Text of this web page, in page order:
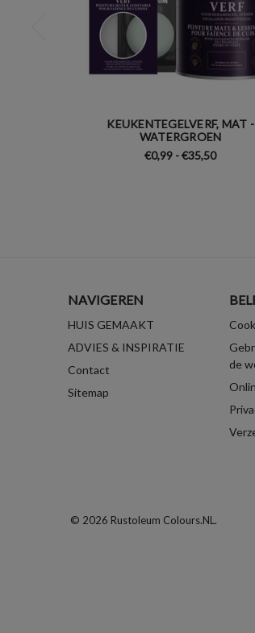
KEUKENTEGELVERF, MAT -
WATERGROEN
€0,99 - €35,50
NAVIGEREN
HUIS GEMAAKT
ADVIES & INSPIRATIE
Contact
Sitemap
de
© 2026 Rustoleum Colours.NL.